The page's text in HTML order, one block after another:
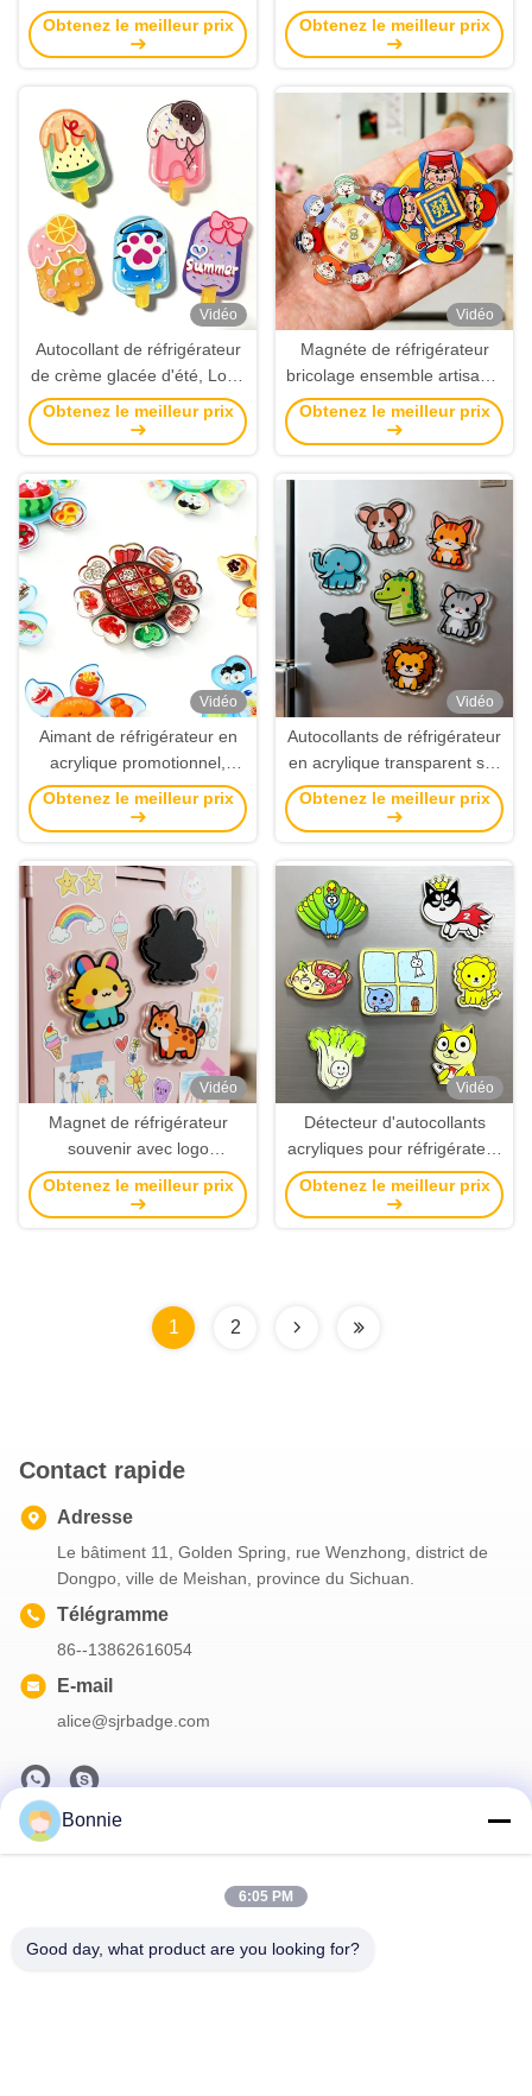
Magnet de réfrigérateur en
forme de feuille de plante
Obtenez le meilleur prix
adorables - Décoration
acrylique personnalisée et
Obtenez le meilleur prix
Vidéo
Autocollant de réfrigérateur
de crème glacée d'été, Logo
personnalisé, dessin animé
créatif, aimant de
vente en gros
Obtenez le meilleur prix
Vidéo
Magnéte de réfrigérateur
bricolage ensemble artisanal
acrylique ronde avec rotation
Magnéte de réfrigérateur
soutien aimants doux
Obtenez le meilleur prix
Vidéo
Aimant de réfrigérateur en
acrylique promotionnel,
Souvenirs touristiques
personnalisés, aimant rotatif
Obtenez le meilleur prix
Vidéo
Autocollants de réfrigérateur
en acrylique transparent sur
mesure – Aimant puissant,
dimensions et contours
Obtenez le meilleur prix
Vidéo
Magnet de réfrigérateur
souvenir avec logo
personnalisé, autocollants
magnétiques acryliques pour
Obtenez le meilleur prix
Vidéo
Détecteur d'autocollants
acryliques pour réfrigérateur
à base de magnétisme
Obtenez le meilleur prix
1 2
Contact rapide
Adresse
Le bâtiment 11, Golden Spring, rue Wenzhong, district de
Dongpo, ville de Meishan, province du Sichuan.
Télégramme
86--13862616054
E-mail
alice@sjrbadge.com
Notre Newsletter
Abonnez-vous à notre newsletter pour des réductions et plus
Bonnie
6:05 PM
Good day, what product are you looking for?